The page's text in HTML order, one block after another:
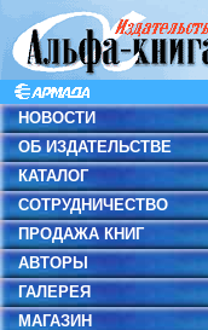
НОВОСТИ
ОБ ИЗДАТЕЛЬСТВЕ
КАТАЛОГ
СОТРУДНИЧЕСТВО
ПРОДАЖА КНИГ
АВТОРЫ
ГАЛЕРЕЯ
МАГАЗИН